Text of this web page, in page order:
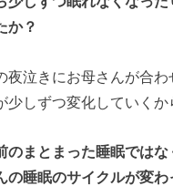
か？
夜泣きにお母さんが合わ
少しずつ変化していくか
のまとまった睡眠では
の睡眠のサイクルが変わ